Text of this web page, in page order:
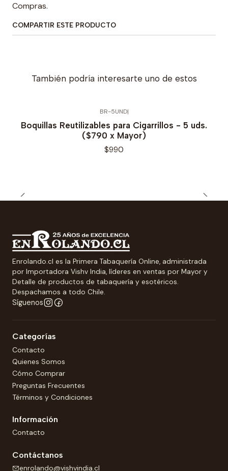
Compras.
COMPARTIR ESTE PRODUCTO
También podría interesarte uno de estos
BR-5UND|
Boquillas Reutilizables para Cigarrillos - 5 uds.
($790 x Mayor)
$990
Enrolando.cl es la Primera Tabaquería Online, administrada
por Importadora Vishv India, líderes en ventas por Mayor y
Detalle de productos de tabaquería y esotéricos.
Despachamos a todo Chile.
Síguenos
Categorías
Contacto
Quienes Somos
Cómo Comprar
Preguntas Frecuentes
Términos y Condiciones
Información
Contacto
Contáctanos
enrolando@vishvindia.cl